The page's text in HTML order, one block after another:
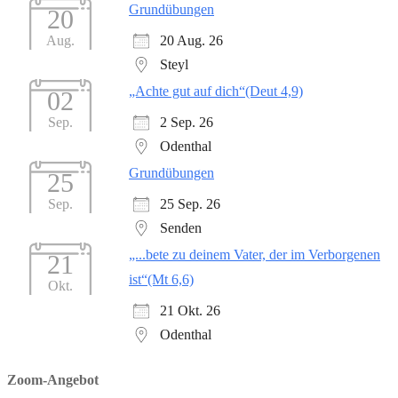
20
Aug.
Grundübungen
20 Aug. 26
Steyl
02
Sep.
„Achte gut auf dich“(Deut 4,9)
2 Sep. 26
Odenthal
25
Sep.
Grundübungen
25 Sep. 26
Senden
21
Okt.
„...bete zu deinem Vater, der im Verborgenen
ist“(Mt 6,6)
21 Okt. 26
Odenthal
Zoom-Angebot